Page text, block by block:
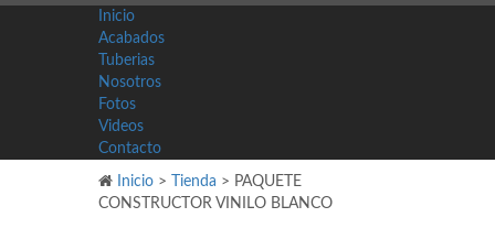
Inicio
Acabados
Tuberias
Nosotros
Fotos
Videos
Contacto
Inicio > Tienda > PAQUETE
CONSTRUCTOR VINILO BLANCO